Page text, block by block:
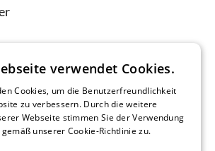
downloaden
verwendet Cookies.
Cookies, um die Benutzerfreundlichkeit
zu verbessern. Durch die weitere
Webseite stimmen Sie der Verwendung
unserer Cookie-Richtlinie zu.